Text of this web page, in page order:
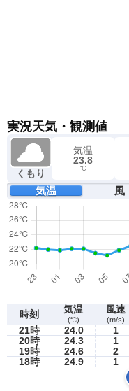
実況天気・観測値
くもり
気温
23.8
℃
気温 風
時刻 気温
(℃)
風速
(m/s)
21時 24.0 1
20時
24.3 1
19時
24.6 2
18時
24.9 1